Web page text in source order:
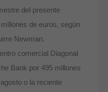
del presente
de euros, según
Newman.
comercial Diagonal
Bank por 495 millones
o la reciente